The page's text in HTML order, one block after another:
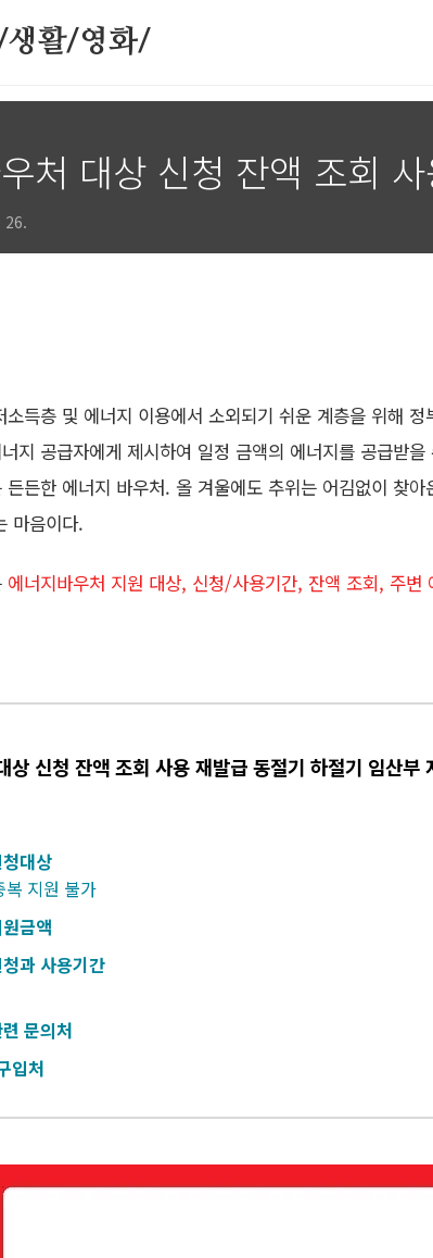
활/영화/
처 대상 신청 잔액 조회
26.
소득층 및 에너지 이용에서 소외되기 쉬운 계층을 위해
지 공급자에게 제시하여 일정 금액의 에너지를 공급받
든든한 에너지 바우처. 올 겨울에도 추위는 어김없이 찾
마음이다.
에너지바우처 지원 대상, 신청/사용기간, 잔액 조회, 주변
상 신청 잔액 조회 사용 재발급 동절기 하절기 임산부
대상
복 지원 불가
금액
과 사용기간
문의처
입처